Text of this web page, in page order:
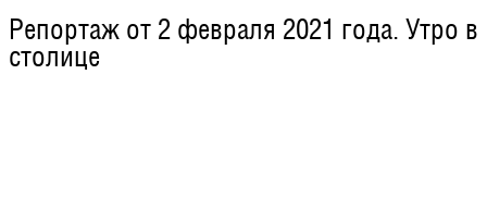
Репортаж от 2 февраля 2021 года. Утро в
столице